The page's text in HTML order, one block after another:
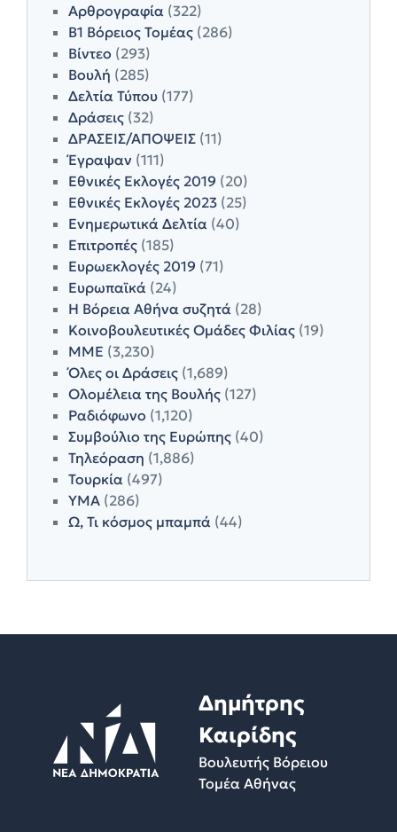
Αρθρογραφία (322)
Β1 Βόρειος Τομέας (286)
Βίντεο (293)
Βουλή (285)
Δελτία Τύπου (177)
Δράσεις (32)
ΔΡΑΣΕΙΣ/ΑΠΟΨΕΙΣ (11)
Έγραψαν (111)
Εθνικές Εκλογές 2019 (20)
Εθνικές Εκλογές 2023 (25)
Ενημερωτικά Δελτία (40)
Επιτροπές (185)
Ευρωεκλογές 2019 (71)
Ευρωπαϊκά (24)
Η Βόρεια Αθήνα συζητά (28)
Κοινοβουλευτικές Ομάδες Φιλίας (19)
ΜΜΕ (3,230)
Όλες οι Δράσεις (1,689)
Ολομέλεια της Βουλής (127)
Ραδιόφωνο (1,120)
Συμβούλιο της Ευρώπης (40)
Τηλεόραση (1,886)
Τουρκία (497)
ΥΜΑ (286)
Ω, Τι κόσμος μπαμπά (44)
Δημήτρης
Καιρίδης
Βουλευτής Βόρειου
Τομέα Αθήνας